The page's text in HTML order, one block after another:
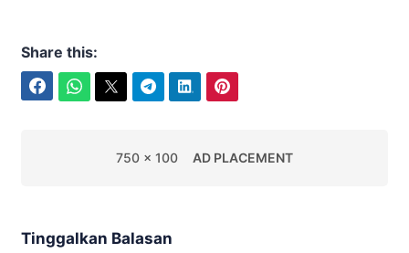
Share this:
750 x 100 AD PLACEMENT
Tinggalkan Balasan